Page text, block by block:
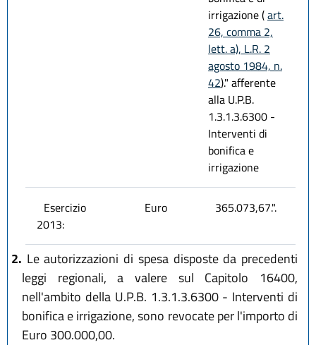
irrigazione (art.
26, comma 2,
lett. a), L.R. 2
agosto 1984, n.
42)." afferente
alla U.P.B.
1.3.1.3.6300 -
Interventi di
bonifica e
irrigazione
Esercizio
2013:
Euro 365.073,67.".
2. Le autorizzazioni di spesa disposte da precedenti
leggi regionali, a valere sul Capitolo 16400,
nell'ambito della U.P.B. 1.3.1.3.6300 - Interventi di
bonifica e irrigazione, sono revocate per l'importo di
Euro 300.000,00.